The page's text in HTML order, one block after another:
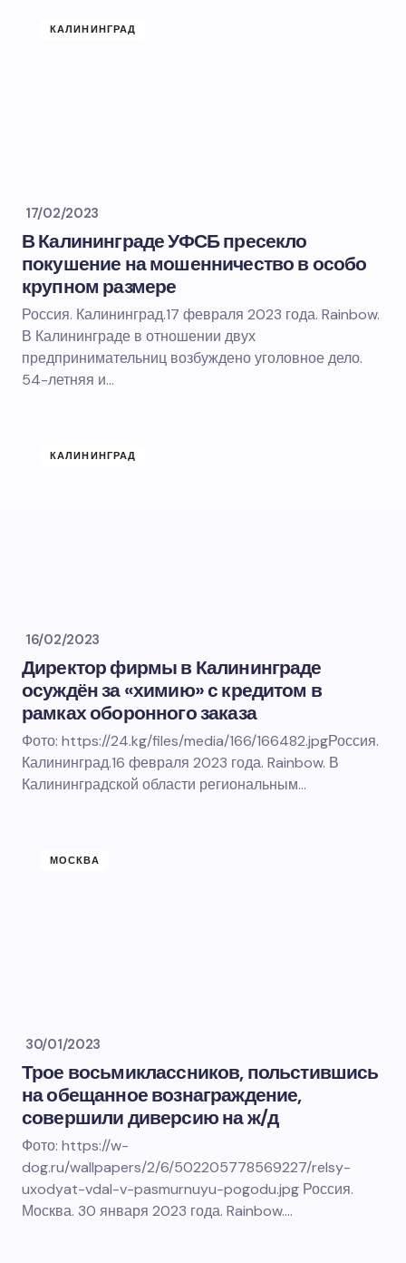
КАЛИНИНГРАД
17/02/2023
В Калининграде УФСБ пресекло
покушение на мошенничество в особо
крупном размере
Россия. Калининград.17 февраля 2023 года. Rainbow.
В Калининграде в отношении двух
предпринимательниц возбуждено уголовное дело.
54-летняя и…
КАЛИНИНГРАД
16/02/2023
Директор фирмы в Калининграде
осуждён за «химию» с кредитом в
рамках оборонного заказа
Фото: https://24.kg/files/media/166/166482.jpgРоссия.
Калининград.16 февраля 2023 года. Rainbow. В
Калининградской области региональным…
МОСКВА
30/01/2023
Трое восьмиклассников, польстившись
на обещанное вознаграждение,
совершили диверсию на ж/д
Фото: https://w-
dog.ru/wallpapers/2/6/502205778569227/relsy-
uxodyat-vdal-v-pasmurnuyu-pogodu.jpg Россия.
Москва. 30 января 2023 года. Rainbow.…